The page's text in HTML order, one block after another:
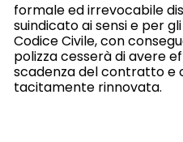
formale ed irrevocabile
suindicato ai sensi e per
Codice Civile, con
polizza cesserà di avere
scadenza del contratto e
tacitamente rinnovata.